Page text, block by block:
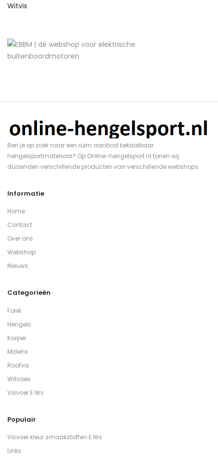
Witvis
Ben je op zoek naar een ruim aanbod betaalbaar
hengelsportmateriaal? Op Online-hengelsport.nl tonen wij
duizenden verschillende producten van verschillende webshops.
Informatie
Home
Contact
Over ons
Webshop
Nieuws
Categorieën
Forel
Hengels
Karper
Molens
Roofvis
Witvoes
Visvoer E Nrs
Populair
Visvoer kleur smaakstoffen E Nrs
Links